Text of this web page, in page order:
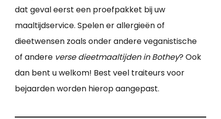
dat geval eerst een proefpakket bij uw
maaltijdservice. Spelen er allergieën of
dieetwensen zoals onder andere veganistische
of andere verse dieetmaaltijden in Bothey? Ook
dan bent u welkom! Best veel traiteurs voor
bejaarden worden hierop aangepast.